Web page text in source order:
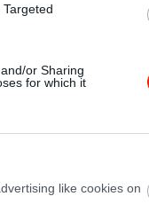
or Sharing
for which it
like cookies on
hogy a
(ami
és a
ok,